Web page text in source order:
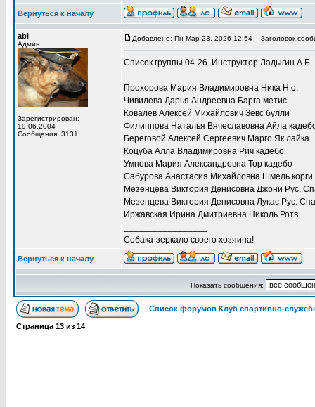
Вернуться к началу
abl
Админ
Зарегистрирован:
19.06.2004
Сообщения: 3131
Добавлено: Пн Мар 23, 2026 12:54 Заголовок
Список группы 04-26. Инструктор Ладыгин А.Б.
Прохорова Мария Владимировна Ника Н.о.
Чивилева Дарья Андреевна Барга метис
Ковалев Алексей Михайлович Зевс булли
Филиппова Наталья Вячеславовна Айла
Береговой Алексей Сергеевич Марго Як.лайка
Коцуба Алла Владимировна Рич кадебо
Умнова Мария Александровна Тор кадебо
Сабурова Анастасия Михайловна Шмель корги
Мезенцева Виктория Денисовна Джони Рус.
Мезенцева Виктория Денисовна Лукас Рус.
Иржавская Ирина Дмитриевна Николь Ротв.
Собака-зеркало своего хозяина!
Вернуться к началу
Показать сообщения:
Список форумов Клуб спортивно-
Страница 13 из 14